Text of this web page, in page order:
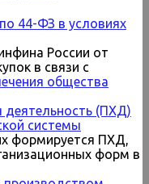
44-ФЗ в условиях
России от
в связи с
деятельность (ПХД)
системы
формируется ПХД,
форм в